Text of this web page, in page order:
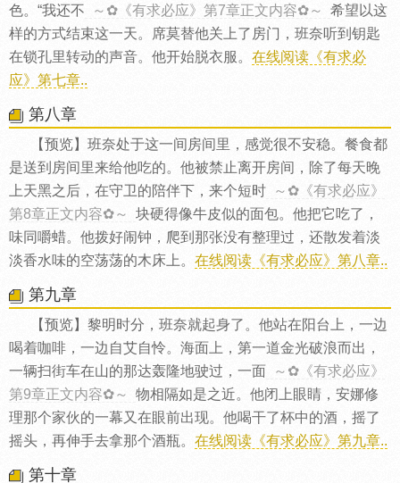
色。“我还不
～✿《有求必应》第7章正文内容✿～
希望以这
样的方式结束这一天。席莫替他关上了房门，班奈听到钥匙
在锁孔里转动的声音。他开始脱衣服。 在线阅读《有求必
应》第七章..
第八章
【预览】班奈处于这一间房间里，感觉很不安稳。餐食都
是送到房间里来给他吃的。他被禁止离开房间，除了每天晚
上天黑之后，在守卫的陪伴下，来个短时
～✿《有求必应》
第8章正文内容✿～
块硬得像牛皮似的面包。他把它吃了，
味同嚼蜡。他拨好闹钟，爬到那张没有整理过，还散发着淡
淡香水味的空荡荡的木床上。 在线阅读《有求必应》第八章..
第九章
【预览】黎明时分，班奈就起身了。他站在阳台上，一边
喝着咖啡，一边自艾自怜。海面上，第一道金光破浪而出，
一辆扫街车在山的那达轰隆地驶过，一面
～✿《有求必应》
第9章正文内容✿～
物相隔如是之近。他闭上眼睛，安娜修
理那个家伙的一幕又在眼前出现。他喝干了杯中的酒，摇了
摇头，再伸手去拿那个酒瓶。 在线阅读《有求必应》第九章..
第十章